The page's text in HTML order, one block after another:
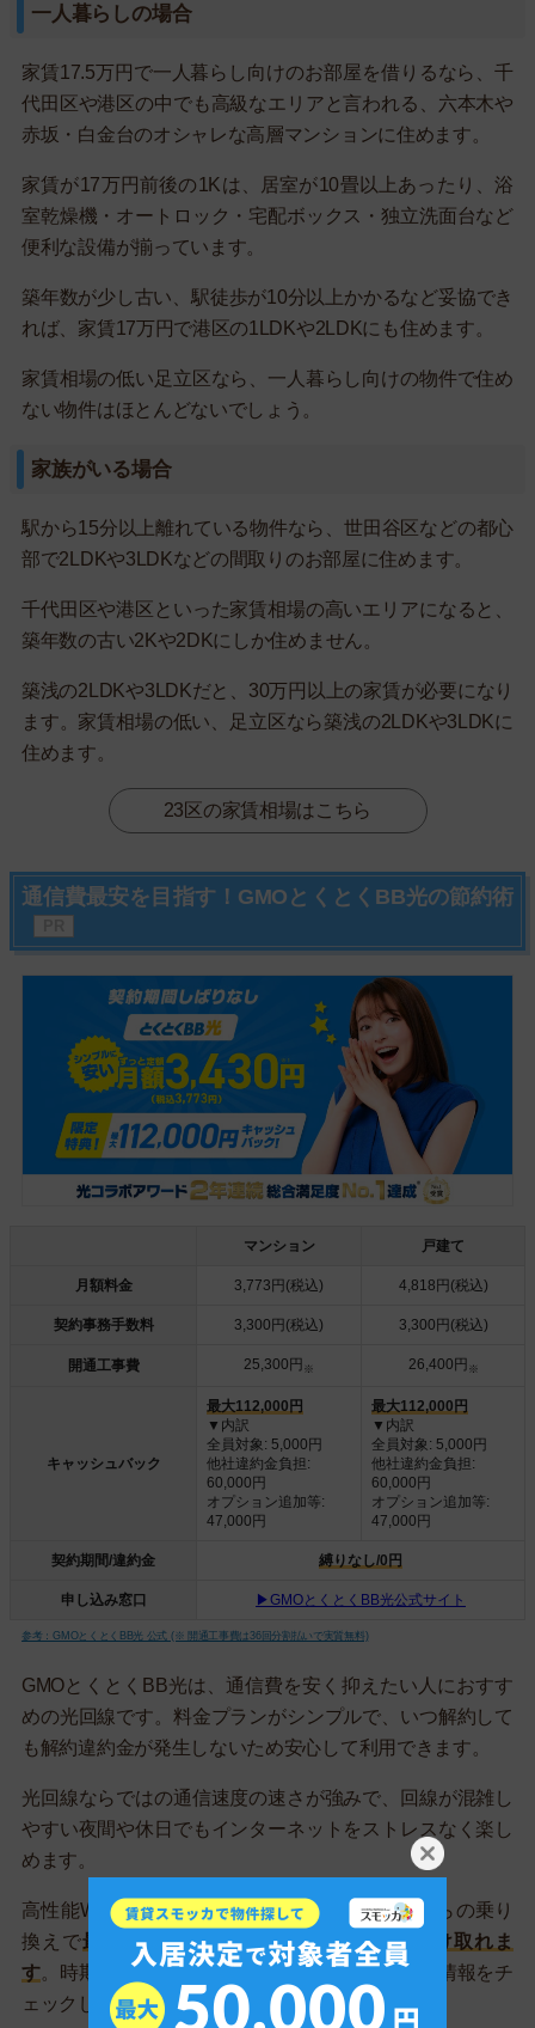
一人暮らしの場合
家賃17.5万円で一人暮らし向けのお部屋を借りるなら、千
代田区や港区の中でも高級なエリアと言われる、六本木や
赤坂・白金台のオシャレな高層マンションに住めます。
家賃が17万円前後の1Kは、居室が10畳以上あったり、浴
室乾燥機・オートロック・宅配ボックス・独立洗面台など
便利な設備が揃っています。
築年数が少し古い、駅徒歩が10分以上かかるなど妥協でき
れば、家賃17万円で港区の1LDKや2LDKにも住めます。
家賃相場の低い足立区なら、一人暮らし向けの物件で住め
ない物件はほとんどないでしょう。
家族がいる場合
駅から15分以上離れている物件なら、世田谷区などの都心
部で2LDKや3LDKなどの間取りのお部屋に住めます。
千代田区や港区といった家賃相場の高いエリアになると、
築年数の古い2Kや2DKにしか住めません。
築浅の2LDKや3LDKだと、30万円以上の家賃が必要になり
ます。家賃相場の低い、足立区なら築浅の2LDKや3LDKに
住めます。
23区の家賃相場はこちら
通信費最安を目指す！GMOとくとくBB光の節約術
マンション 戸建て
月額料金 3,773円(税込) 4,818円(税込)
契約事務手数料 3,300円(税込) 3,300円(税込)
開通工事費 25,300円 ※ 26,400円 ※
キャッシュバック
最大112,000円
▼内訳
全員対象: 5,000円
他社違約金負担:
60,000円
オプション追加等:
47,000円
最大112,000円
▼内訳
全員対象: 5,000円
他社違約金負担:
60,000円
オプション追加等:
47,000円
契約期間/違約金 縛りなし/0円
申し込み窓口 ▶GMOとくとくBB光公式サイト
参考：GMOとくとくBB光 公式 (※ 開通工事費は36回分割払いで実質無料)
GMOとくとくBB光は、通信費を安く抑えたい人におすす
めの光回線です。料金プランがシンプルで、いつ解約して
も解約違約金が発生しないため安心して利用できます。
光回線ならではの通信速度の速さが強みで、回線が混雑し
やすい夜間や休日でもインターネットをストレスなく楽し
めます。
高性能Wi-Fiルーターの無料レンタルや、他社からの乗り
換えで最大112,000円のキャッシュバックを受け取れま
す。時期でキャンペーンが変わるため、ぜひ最新情報をチ
ェックしてみてください。